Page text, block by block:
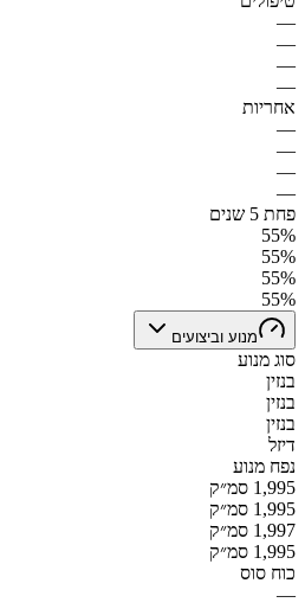
—
—
—
—
אחריות
—
—
—
—
פחת 5 שנים
55%
55%
55%
55%
מנוע וביצועים
סוג מנוע
בנזין
בנזין
בנזין
דיזל
נפח מנוע
1,995 סמ״ק
1,995 סמ״ק
1,997 סמ״ק
1,995 סמ״ק
כוח סוס
—